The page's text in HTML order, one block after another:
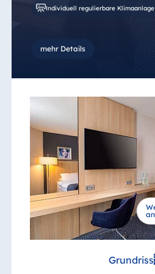
Individuell regulierbare Klimaanlage
mehr Details
Grundriss